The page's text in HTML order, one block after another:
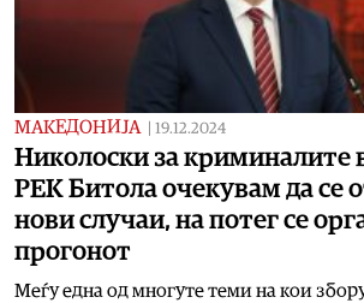
МАКЕДОНИЈА 19.12.2024
Николоски за криминалите
РЕК Битола очекувам да се
нови случаи, на потег се
прогонот
Меѓу една од многуте теми на кои